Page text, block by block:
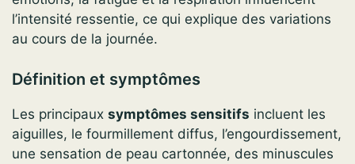
l’intensité ressentie, ce qui explique des variations
au cours de la journée.
Définition et symptômes
Les principaux symptômes sensitifs incluent les
aiguilles, le fourmillement diffus, l’engourdissement,
une sensation de peau cartonnée, des minuscules